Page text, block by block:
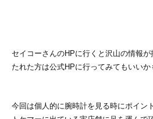
セイコーさんのHPに行くと沢山の情報
たれた方は公式HPに行ってみてもいいか
今回は個人的に腕時計を見る時にポイン